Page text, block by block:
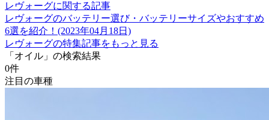
レヴォーグに関する記事
レヴォーグのバッテリー選び・バッテリーサイズやおすすめ
6選を紹介！(2023年04月18日)
レヴォーグの特集記事をもっと見る
「オイル」の検索結果
0件
注目の車種